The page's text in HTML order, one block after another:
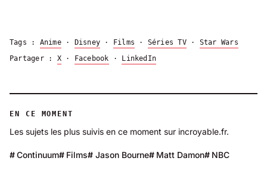
Tags : Anime· Disney · Films · Séries TV· Star Wars
Partager : X· Facebook · LinkedIn
EN CE MOMENT
Les sujets les plus suivis en ce moment sur incroyable.fr.
Continuum Films Jason Bourne Matt Damon NBC